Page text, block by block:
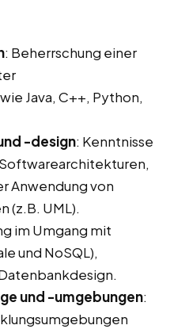
: Beherrschung einer
Java, C++, Python,
-design: Kenntnisse
Anwendung von
(z.B. UML).
im Umgang mit
und NoSQL),
und -umgebungen: